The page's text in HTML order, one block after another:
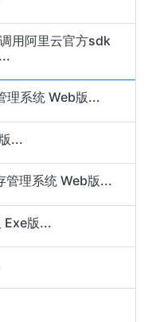
用阿里云官方sdk
理系统 Web版...
...
管理系统 Web版...
Exe版...